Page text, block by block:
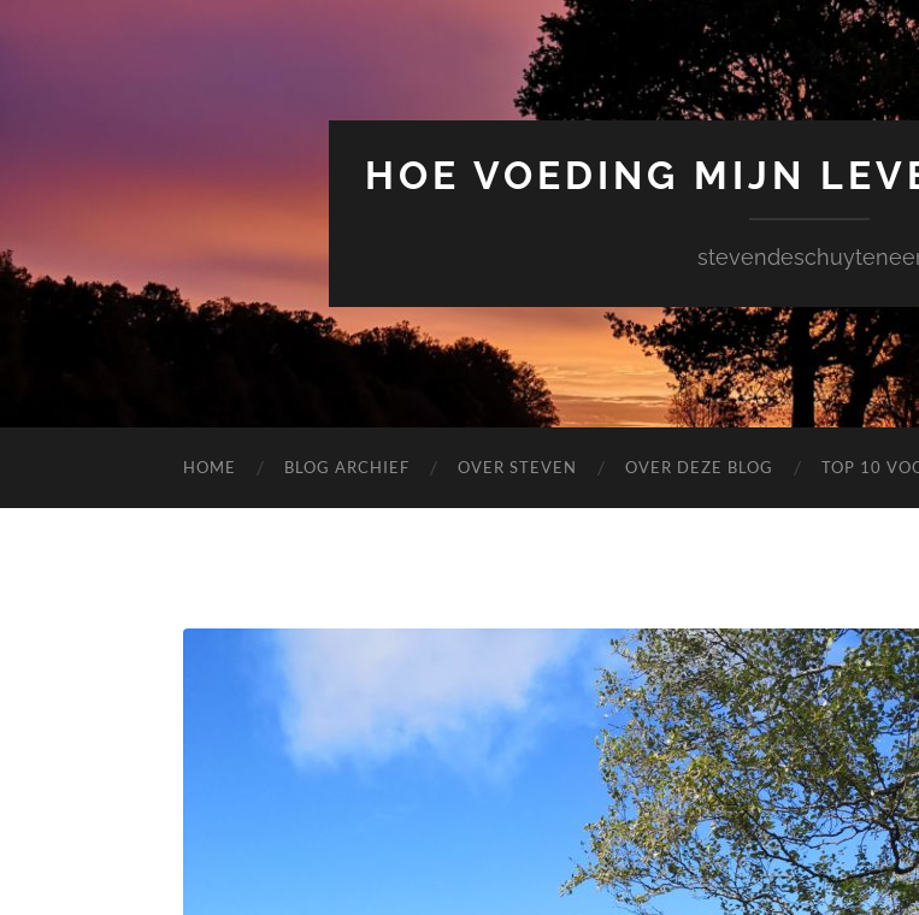
HOE VOEDING MIJN
HOME BLOG ARCHIEF OVER STEVEN OVER DEZE BLOG TOP 10